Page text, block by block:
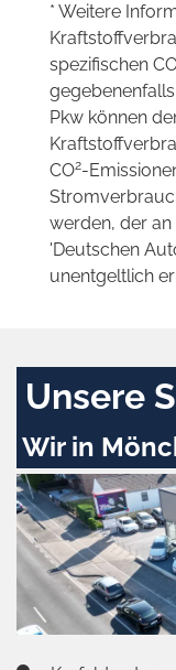
* Weitere
spezifischen
Pkw können
CO2-
werden, der
'Deutschen
unentgeltlich
Unsere
Wir in